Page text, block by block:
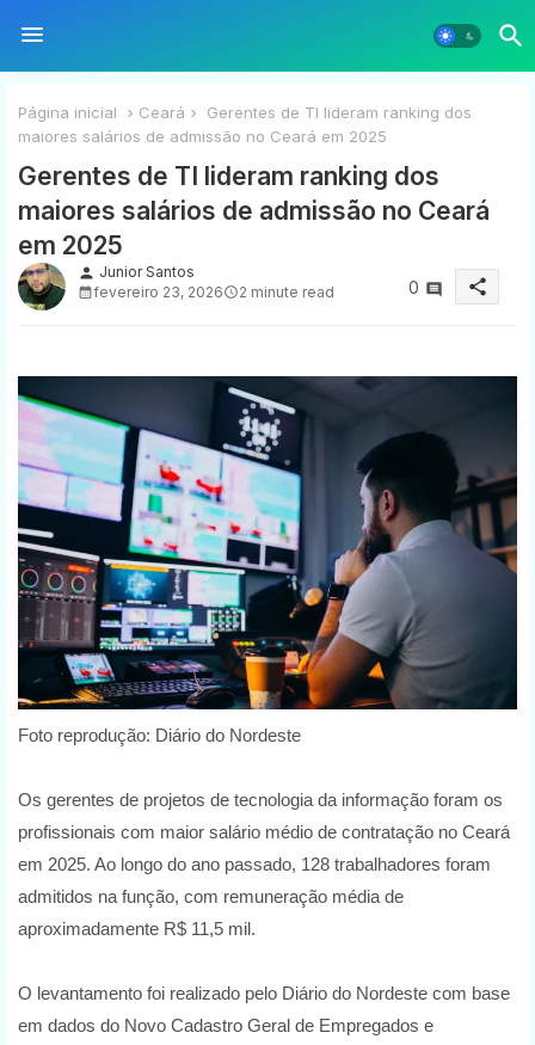
Página inicial Ceará
Gerentes de TI lideram ranking dos
maiores salários de admissão no Ceará em 2025
Gerentes de TI lideram ranking dos
maiores salários de admissão no Ceará
em 2025
person Junior Santos
fevereiro 23, 2026
2 minute read 0 share
Foto reprodução: Diário do Nordeste
Os gerentes de projetos de tecnologia da informação foram os
profissionais com maior salário médio de contratação no Ceará
em 2025. Ao longo do ano passado, 128 trabalhadores foram
admitidos na função, com remuneração média de
aproximadamente R$ 11,5 mil.
O levantamento foi realizado pelo Diário do Nordeste com base
em dados do Novo Cadastro Geral de Empregados e